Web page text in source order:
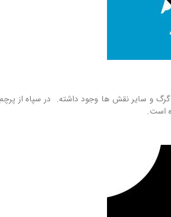
و سایر نقش ها وجود داشته. در سپاه از
است.